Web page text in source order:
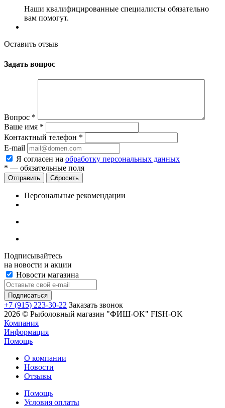
Наши квалифицированные специалисты обязательно
вам помогут.
Оставить отзыв
Задать вопрос
Вопрос *
Ваше имя *
Контактный телефон *
E-mail
Я согласен на обработку персональных данных
* — обязательные поля
Сбросить
Персональные рекомендации
Подписывайтесь
на новости и акции
Новости магазина
+7 (915) 223-30-22 Заказать звонок
2026 © Рыболовный магазин "ФИШ-OK" FISH-OK
Компания
Информация
Помощь
О компании
Новости
Отзывы
Помощь
Условия оплаты